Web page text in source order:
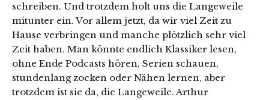
schreiben. Und trotzdem holt uns die Langeweile
mitunter ein. Vor allem jetzt, da wir viel Zeit zu
Hause verbringen und manche plötzlich sehr viel
Zeit haben. Man könnte endlich Klassiker lesen,
ohne Ende Podcasts hören, Serien schauen,
stundenlang zocken oder Nähen lernen, aber
trotzdem ist sie da, die Langeweile. Arthur